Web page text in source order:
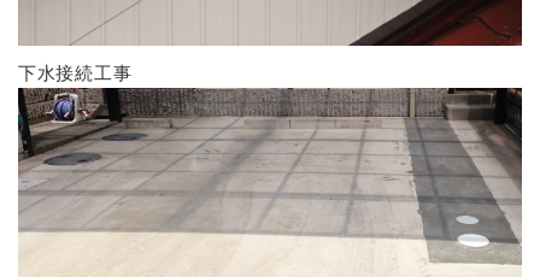
下水接続工事